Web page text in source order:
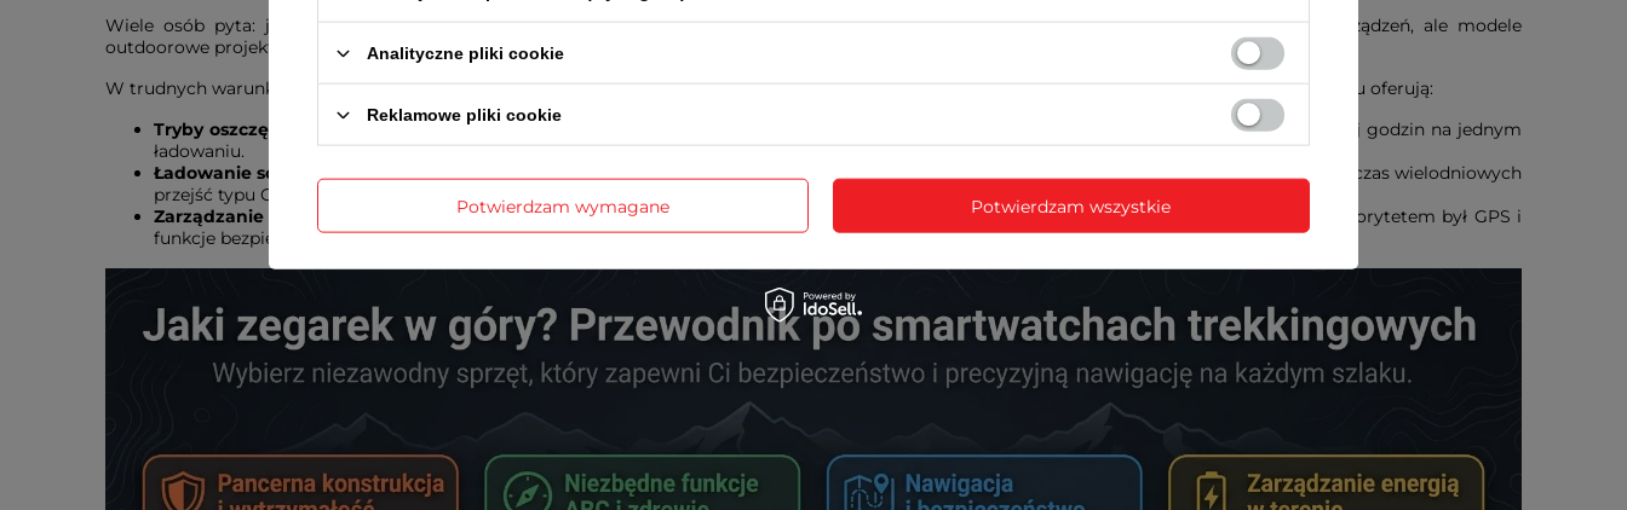
Wiele osób pyta: jaki zegarek w góry wytrzyma kilkudniową wyprawę bez ładowania? Bateria to pięta achillesowa wielu inteligentnych urządzeń, ale modele
outdoorowe projektowane są inaczej.
W trudnych warunkach ważne jest, aby zegarek wytrzymał przynajmniej kilkanaście godzin w trybie ciągłego zapisu GPS. Najlepsze modele na rynku oferują:
Tryby oszczędzania energii (UltraTrac)
. Zmniejszają częstotliwość odpytywania satelitów, co pozwala na pracę przez 60, 100, a nawet więcej godzin na jednym
ładowaniu.
Ładowanie solarne. Panele słoneczne wbudowane w tarczę zegarka mogą znacząco wydłużyć czas pracy urządzenia, co jest nieocenione podczas wielodniowych
przejść typu GSB czy wypraw wysokogórskich, gdzie dostęp do prądu jest ograniczony.
Zarządzanie energią
. Możliwość wyłączenia zbędnych funkcji (jak np. pulsometr czy powiadomienia z telefonu) podczas wędrówki, aby priorytetem był GPS i
funkcje bezpieczeństwa.
Analityczne pliki cookie
Reklamowe pliki cookie
Potwierdzam wymagane Potwierdzam wszystkie